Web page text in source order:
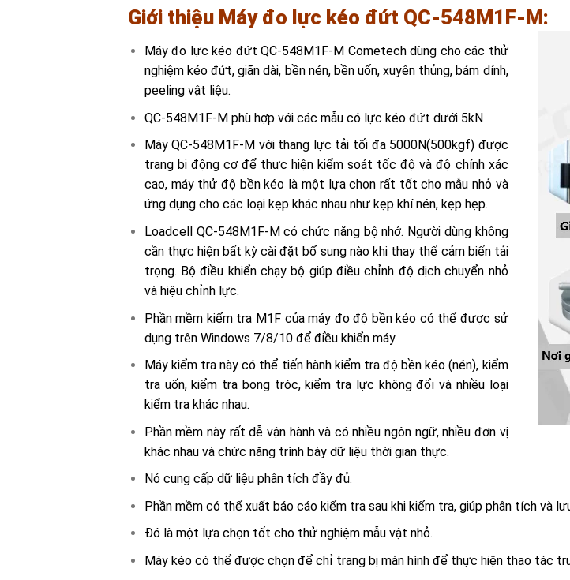
Giới thiệu Máy đo lực kéo đứt QC-548M1F-M:
Máy đo lực kéo đứt QC-548M1F-M Cometech dùng cho các thử
nghiệm kéo đứt, giãn dài, bền nén, bền uốn, xuyên thủng, bám dính,
peeling vật liệu.
QC-548M1F-M phù hợp với các mẫu có lực kéo đứt dưới 5kN
Máy QC-548M1F-M với thang lực tải tối đa 5000N(500kgf) được
trang bị động cơ để thực hiện kiểm soát tốc độ và độ chính xác
cao, máy thử độ bền kéo là một lựa chọn rất tốt cho mẫu nhỏ và
ứng dụng cho các loại kẹp khác nhau như kẹp khí nén, kẹp hẹp.
Loadcell QC-548M1F-M có chức năng bộ nhớ. Người dùng không
cần thực hiện bất kỳ cài đặt bổ sung nào khi thay thế cảm biến tải
trọng. Bộ điều khiển chạy bộ giúp điều chỉnh độ dịch chuyển nhỏ
và hiệu chỉnh lực.
Phần mềm kiểm tra M1F của máy đo độ bền kéo có thể được sử
dụng trên Windows 7/8/10 để điều khiển máy.
Máy kiểm tra này có thể tiến hành kiểm tra độ bền kéo (nén), kiểm
tra uốn, kiểm tra bong tróc, kiểm tra lực không đổi và nhiều loại
kiểm tra khác nhau.
Phần mềm này rất dễ vận hành và có nhiều ngôn ngữ, nhiều đơn vị
khác nhau và chức năng trình bày dữ liệu thời gian thực.
Nó cung cấp dữ liệu phân tích đầy đủ.
Phần mềm có thể xuất báo cáo kiểm tra sau khi kiểm tra, giúp phân tích và
Đó là một lựa chọn tốt cho thử nghiệm mẫu vật nhỏ.
Máy kéo có thể được chọn để chỉ trang bị màn hình để thực hiện thao tác